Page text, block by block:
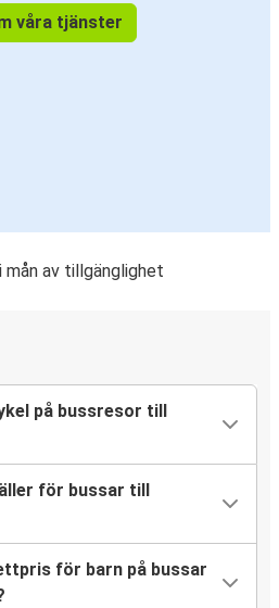
våra tjänster
av tillgänglighet
på bussresor till
för bussar till
för barn på bussar